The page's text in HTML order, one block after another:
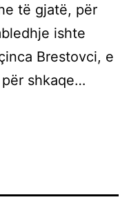
të gjatë, për
ishte
Brestovci, e
shkaqe…